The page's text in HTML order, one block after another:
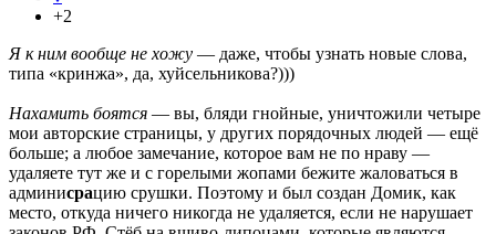
+2
Я к ним вообще не хожу — даже, чтобы узнать новые слова,
типа «кринжа», да, хуйсельникова?)))
Нахамить боятся — вы, бляди гнойные, уничтожили четыре
мои авторские страницы, у других порядочных людей — ещё
больше; а любое замечание, которое вам не по нраву —
удаляете тут же и с горелыми жопами бежите жаловаться в
админисрацию срушки. Поэтому и был создан Домик, как
место, откуда ничего никогда не удаляется, если не нарушает